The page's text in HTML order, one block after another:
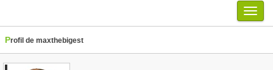
Menu
Profil de maxthebigest